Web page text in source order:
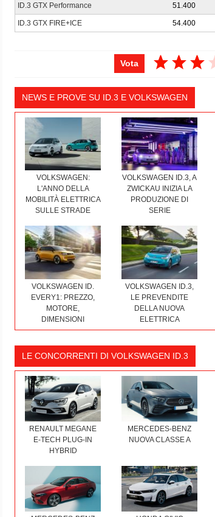
ID.3 GTX Performance 51.400
ID.3 GTX FIRE+ICE 54.400
Vota
NEWS E PROVE SU ID.3 E VOLKSWAGEN
VOLKSWAGEN:
L'ANNO DELLA
MOBILITÀ ELETTRICA
SULLE STRADE
VOLKSWAGEN ID.3, A
ZWICKAU INIZIA LA
PRODUZIONE DI
SERIE
VOLKSWAGEN ID.
EVERY1: PREZZO,
MOTORE,
DIMENSIONI
VOLKSWAGEN ID.3,
LE PREVENDITE
DELLA NUOVA
ELETTRICA
LE CONCORRENTI DI VOLKSWAGEN ID.3
RENAULT MEGANE
E-TECH PLUG-IN
HYBRID
MERCEDES-BENZ
NUOVA CLASSE A